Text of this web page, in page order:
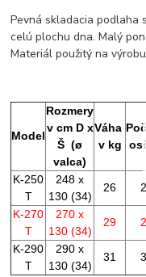
Pevná skladacia podlaha
celú plochu dna. Malý
Materiál použitý na
Model
Rozmery
v cm D x
Š (ø
valca)
Váha
v kg
K-250
T
248 x
130 (34)
26 2
K-270
T
270 x
130 (34)
29 2
K-290
T
290 x
130 (34)
31 3